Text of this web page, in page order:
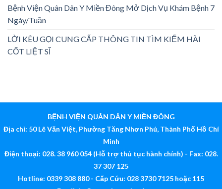
Bệnh Viện Quân Dân Y Miền Đông Mở Dịch Vụ Khám Bệnh 7
Ngày/Tuần
LỜI KÊU GỌI CUNG CẤP THÔNG TIN TÌM KIẾM HÀI
CỐT LIỆT SĨ
BỆNH VIỆN QUÂN DÂN Y MIỀN ĐÔNG
Địa chỉ: 50 Lê Văn Việt, Phường Tăng Nhơn Phú, Thành Phố Hồ Chí
Minh
Điện thoại: 028. 38 960 054 (Hỗ trợ thủ tục hành chính) - Fax: 028.
37 307 125
Hotline: 0339 308 880 - Cấp Cứu: 028 3730 7125 hoặc 115